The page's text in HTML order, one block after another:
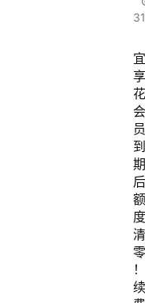
宜
享
花
会
员
到
期
后
额
度
清
零
！
续